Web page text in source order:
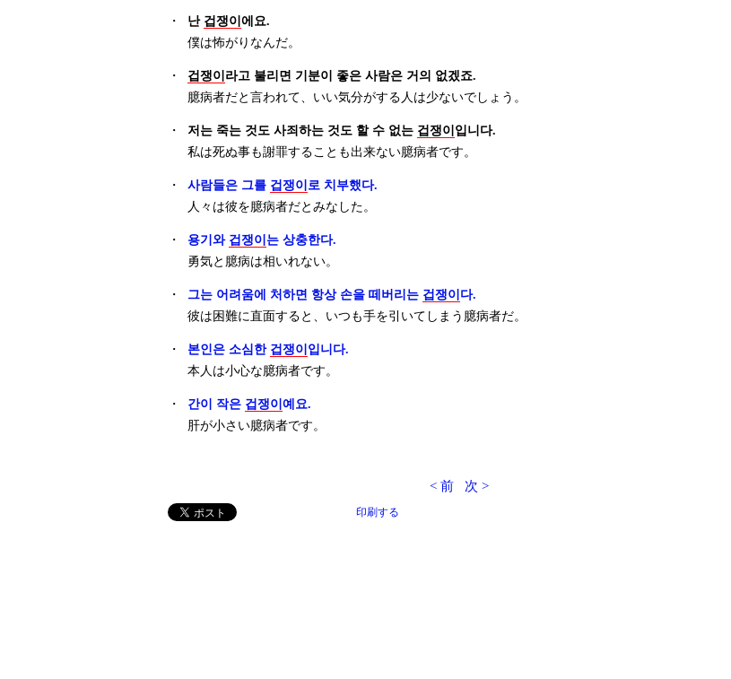
・ 난 겁쟁이 에요.
僕は怖がりなんだ。
・ 겁쟁이 라고 불리면 기분이 좋은 사람은 거의 없겠죠.
臆病者だと言われて、いい気分がする人は少ないでしょう。
・ 저는 죽는 것도 사죄하는 것도 할 수 없는 겁쟁이 입니다.
私は死ぬ事も謝罪することも出来ない臆病者です。
・ 사람들은 그를 겁쟁이 로 치부했다.
人々は彼を臆病者だとみなした。
・ 용기와 겁쟁이 는 상충한다.
勇気と臆病は相いれない。
・ 그는 어려움에 처하면 항상 손을 떼버리는 겁쟁이 다.
彼は困難に直面すると、いつも手を引いてしまう臆病者だ。
・ 본인은 소심한 겁쟁이 입니다.
本人は小心な臆病者です。
・ 간이 작은 겁쟁이 예요.
肝が小さい臆病者です。
< 前 次 >
印刷する